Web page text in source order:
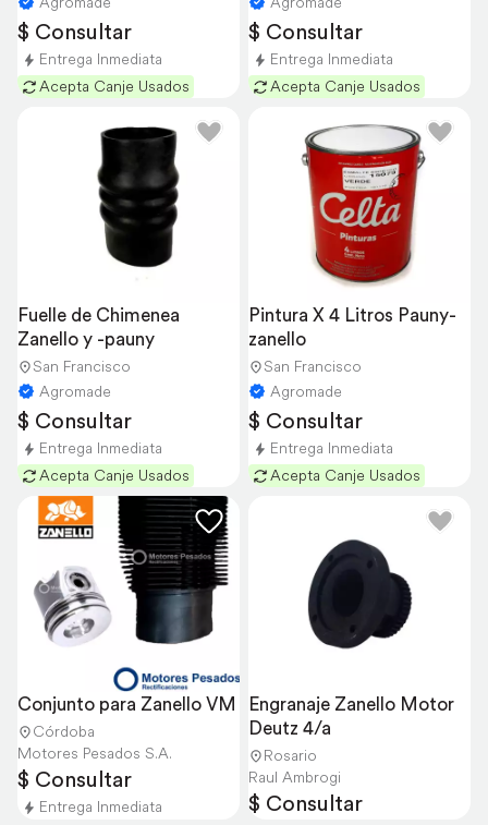
$ Consultar
Entrega Inmediata
Acepta Canje Usados
$ Consultar
Entrega Inmediata
Acepta Canje Usados
Fuelle de Chimenea
Zanello y -pauny
San Francisco
Agromade
$ Consultar
Entrega Inmediata
Acepta Canje Usados
Pintura X 4 Litros Pauny-
zanello
San Francisco
Agromade
$ Consultar
Entrega Inmediata
Acepta Canje Usados
Conjunto para Zanello VM
Córdoba
Motores Pesados S.A.
$ Consultar
Entrega Inmediata
Engranaje Zanello Motor
Deutz 4/a
Rosario
Raul Ambrogi
$ Consultar